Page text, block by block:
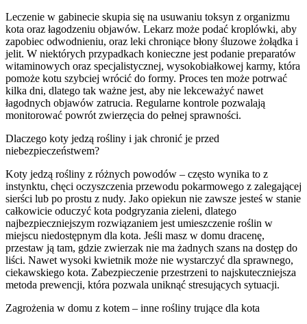
Leczenie w gabinecie skupia się na usuwaniu toksyn z organizmu
kota oraz łagodzeniu objawów. Lekarz może podać kroplówki, aby
zapobiec odwodnieniu, oraz leki chroniące błony śluzowe żołądka i
jelit. W niektórych przypadkach konieczne jest podanie preparatów
witaminowych oraz specjalistycznej, wysokobiałkowej karmy, która
pomoże kotu szybciej wrócić do formy. Proces ten może potrwać
kilka dni, dlatego tak ważne jest, aby nie lekceważyć nawet
łagodnych objawów zatrucia. Regularne kontrole pozwalają
monitorować powrót zwierzęcia do pełnej sprawności.
Dlaczego koty jedzą rośliny i jak chronić je przed
niebezpieczeństwem?
Koty jedzą rośliny z różnych powodów – często wynika to z
instynktu, chęci oczyszczenia przewodu pokarmowego z zalegającej
sierści lub po prostu z nudy. Jako opiekun nie zawsze jesteś w stanie
całkowicie oduczyć kota podgryzania zieleni, dlatego
najbezpieczniejszym rozwiązaniem jest umieszczenie roślin w
miejscu niedostępnym dla kota. Jeśli masz w domu dracenę,
przestaw ją tam, gdzie zwierzak nie ma żadnych szans na dostęp do
liści. Nawet wysoki kwietnik może nie wystarczyć dla sprawnego,
ciekawskiego kota. Zabezpieczenie przestrzeni to najskuteczniejsza
metoda prewencji, która pozwala uniknąć stresujących sytuacji.
Zagrożenia w domu z kotem – inne rośliny trujące dla kota